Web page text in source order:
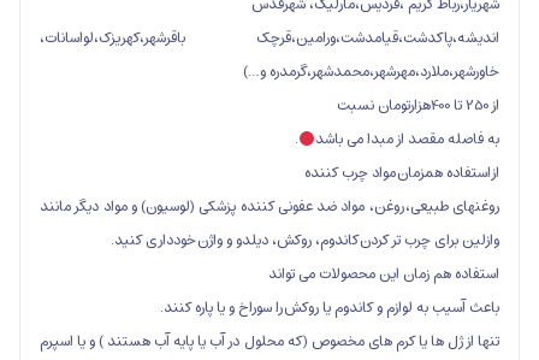
باقرشهر،کهریزک،لواسانات،
و…)
از مبدا می باشد
.
مواد چرب کننده
روغن، مواد ضد عفونی کننده پزشکی (لوسیون) و مواد دیگر مانند
چرب تر کردن کاندوم، روکش، دیلدو و واژن خودداری کنید.
این محصولات می تواند
لوازم و کاندوم یا روکش را سوراخ و یا پاره کنند.
یا کرم های مخصوص (که محلول در آب یا پایه آب هستند ) و یا اسپرم